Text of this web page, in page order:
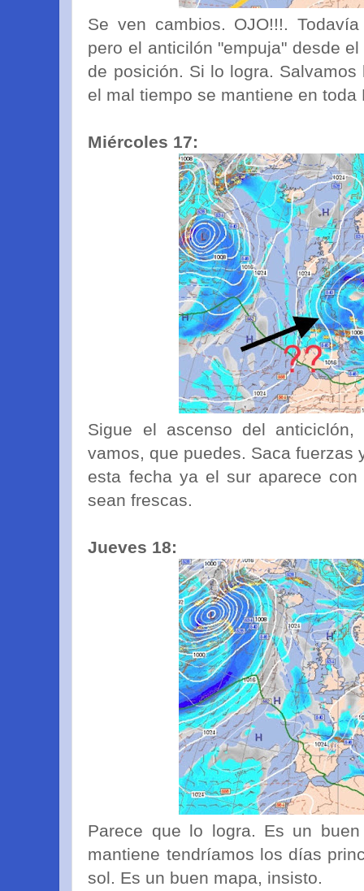
Se ven cambios. OJO!!!.
pero el anticilón "empuja" desde
de posición. Si lo logra.
el mal tiempo se mantiene en toda
Miércoles 17:
Sigue el ascenso del anticiclón,
vamos, que puedes. Saca fuerzas
esta fecha ya el sur aparece
sean frescas.
Jueves 18:
Parece que lo logra. Es un
mantiene tendríamos los días
sol. Es un buen mapa, insisto.